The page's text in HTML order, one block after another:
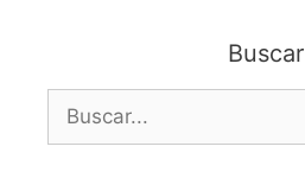
Buscar
Buscar: